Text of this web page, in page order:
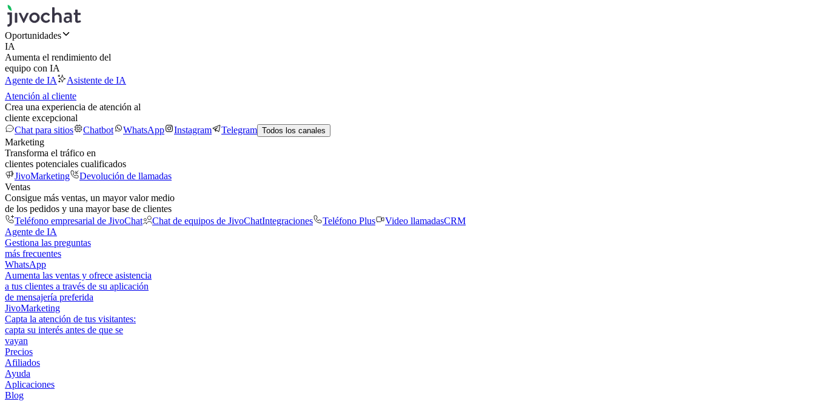
Oportunidades
IA
Aumenta el rendimiento del
equipo con IA
Agente de IA
Asistente de IA
Atención al cliente
Crea una experiencia de atención al
cliente excepcional
Chat para sitios
Chatbot WhatsApp Instagram Telegram Todos los canales
Marketing
Transforma el tráfico en
clientes potenciales cualificados
JivoMarketing
Devolución de llamadas
Ventas
Consigue más ventas, un mayor valor medio
de los pedidos y una mayor base de clientes
Teléfono empresarial de JivoChat
Chat de equipos de JivoChatIntegraciones Teléfono Plus Video llamadasCRM
Agente de IA
Gestiona las preguntas
más frecuentes
WhatsApp
Aumenta las ventas y ofrece asistencia
a tus clientes a través de su aplicación
de mensajería preferida
JivoMarketing
Capta la atención de tus visitantes:
capta su interés antes de que se
vayan
Precios
Afiliados
Ayuda
Aplicaciones
Blog